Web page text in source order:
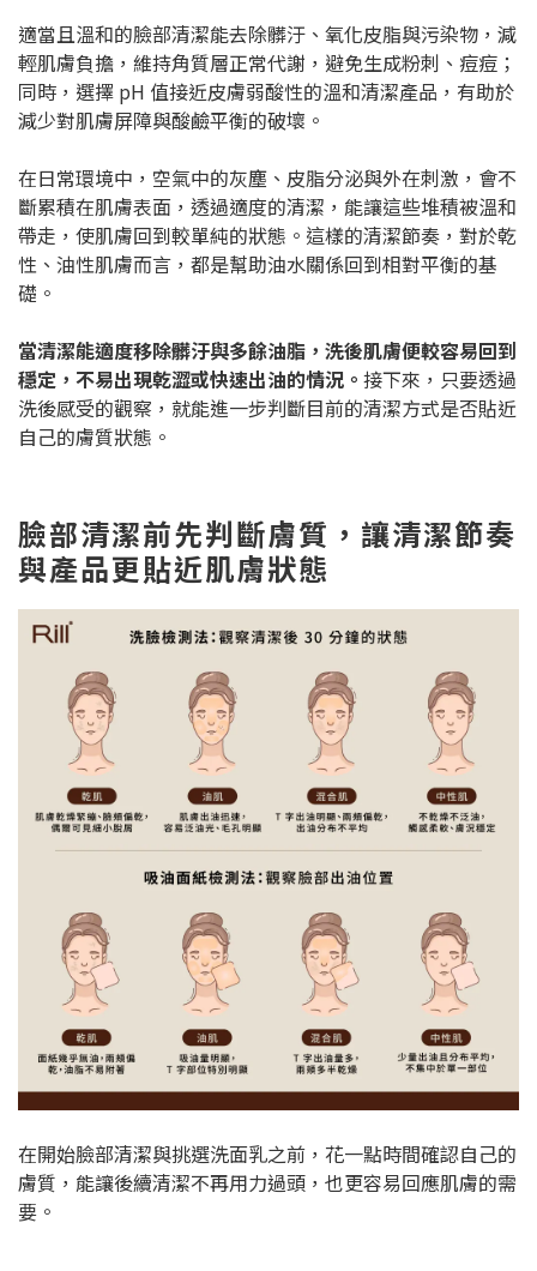
適當且溫和的臉部清潔能去除髒汙、氧化皮脂與污染物，減
輕肌膚負擔，維持角質層正常代謝，避免生成粉刺、痘痘；
同時，選擇 pH 值接近皮膚弱酸性的溫和清潔產品，有助於
減少對肌膚屏障與酸鹼平衡的破壞。
在日常環境中，空氣中的灰塵、皮脂分泌與外在刺激，會不
斷累積在肌膚表面，透過適度的清潔，能讓這些堆積被溫和
帶走，使肌膚回到較單純的狀態。這樣的清潔節奏，對於乾
性、油性肌膚而言，都是幫助油水關係回到相對平衡的基
礎。
當清潔能適度移除髒汙與多餘油脂，洗後肌膚便較容易回到
穩定，不易出現乾澀或快速出油的情況。 接下來，只要透過
洗後感受的觀察，就能進一步判斷目前的清潔方式是否貼近
自己的膚質狀態。
臉部清潔前先判斷膚質，讓清潔節奏
與產品更貼近肌膚狀態
在開始臉部清潔與挑選洗面乳之前，花一點時間確認自己的
膚質，能讓後續清潔不再用力過頭，也更容易回應肌膚的需
要。